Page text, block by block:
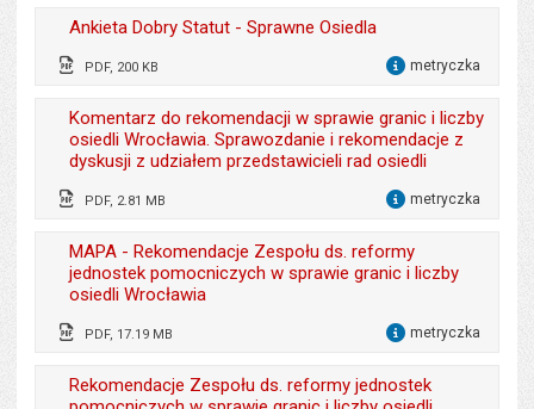
Ankieta Dobry Statut - Sprawne Osiedla
PDF, 200 KB metryczka
Odpowiedzialny za treść:
Jacek Pluta
Data wytworzenia:
25.02.2026
Opublikował w BIP:
Przemysław Dziewięcki
Liczba pobrań:
162
Komentarz do rekomendacji w sprawie granic i liczby
osiedli Wrocławia. Sprawozdanie i rekomendacje z
dyskusji z udziałem przedstawicieli rad osiedli
PDF, 2.81 MB metryczka
Wytworzył:
Jacek Pluta
Data wytworzenia:
31.07.2025
Opublikował w BIP:
Przemysław Dziewięcki
Liczba pobrań:
938
MAPA - Rekomendacje Zespołu ds. reformy
jednostek pomocniczych w sprawie granic i liczby
osiedli Wrocławia
PDF, 17.19 MB metryczka
Odpowiedzialny za treść:
Jacek Pluta
Rekomendacje Zespołu ds. reformy jednostek